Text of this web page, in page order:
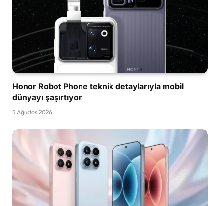
Honor Robot Phone teknik detaylarıyla mobil
dünyayı şaşırtıyor
5 Ağustos 2026